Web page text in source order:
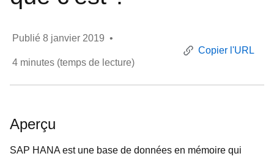
Publié 8 janvier 2019 •
4 minutes (temps de lecture)
Copier l'URL
Aperçu
SAP HANA est une base de données en mémoire qui